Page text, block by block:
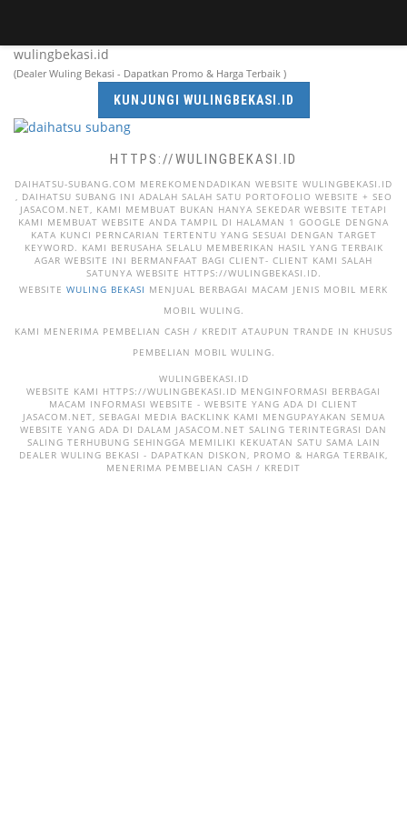
wulingbekasi.id
(Dealer Wuling Bekasi - Dapatkan Promo & Harga Terbaik )
KUNJUNGI WULINGBEKASI.ID
HTTPS://WULINGBEKASI.ID
DAIHATSU-SUBANG.COM MEREKOMENDADIKAN WEBSITE WULINGBEKASI.ID
, DAIHATSU SUBANG INI ADALAH SALAH SATU PORTOFOLIO WEBSITE + SEO
JASACOM.NET, KAMI MEMBUAT BUKAN HANYA SEKEDAR WEBSITE TETAPI
KAMI MEMBUAT WEBSITE ANDA TAMPIL DI HALAMAN 1 GOOGLE DENGNA
KATA KUNCI PERNCARIAN TERTENTU YANG SESUAI DENGAN TARGET
KEYWORD. KAMI BERUSAHA SELALU MEMBERIKAN HASIL YANG TERBAIK
AGAR WEBSITE INI BERMANFAAT BAGI CLIENT- CLIENT KAMI SALAH
SATUNYA WEBSITE HTTPS://WULINGBEKASI.ID.
WEBSITE WULING BEKASI MENJUAL BERBAGAI MACAM JENIS MOBIL MERK
MOBIL WULING.
KAMI MENERIMA PEMBELIAN CASH / KREDIT ATAUPUN TRANDE IN KHUSUS
PEMBELIAN MOBIL WULING.
WULINGBEKASI.ID
WEBSITE KAMI HTTPS://WULINGBEKASI.ID MENGINFORMASI BERBAGAI
MACAM INFORMASI WEBSITE - WEBSITE YANG ADA DI CLIENT
JASACOM.NET, SEBAGAI MEDIA BACKLINK KAMI MENGUPAYAKAN SEMUA
WEBSITE YANG ADA DI DALAM JASACOM.NET SALING TERINTEGRASI DAN
SALING TERHUBUNG SEHINGGA MEMILIKI KEKUATAN SATU SAMA LAIN
DEALER WULING BEKASI - DAPATKAN DISKON, PROMO & HARGA TERBAIK,
MENERIMA PEMBELIAN CASH / KREDIT